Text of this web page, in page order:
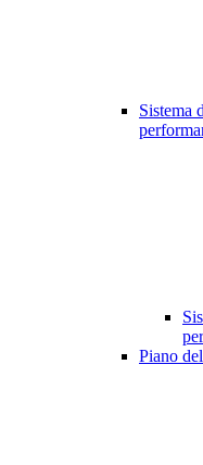
Sistema
Piano